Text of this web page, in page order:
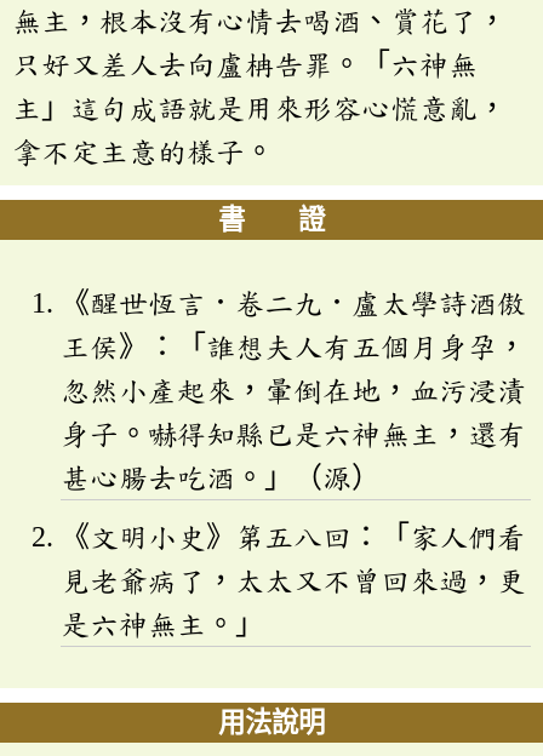
無主，根本沒有心情去喝酒、賞花了，
只好又差人去向盧柟告罪。「六神無
主」這句成語就是用來形容心慌意亂，
拿不定主意的樣子。
書 證
《醒世恆言．卷二九．盧太學詩酒傲
王侯》：「誰想夫人有五個月身孕，
忽然小產起來，暈倒在地，血污浸漬
身子。嚇得知縣已是六神無主，還有
甚心腸去吃酒。」（源）
《文明小史》第五八回：「家人們看
見老爺病了，太太又不曾回來過，更
是六神無主。」
用法說明